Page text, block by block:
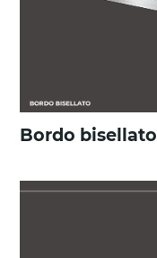
Bordo bisellato